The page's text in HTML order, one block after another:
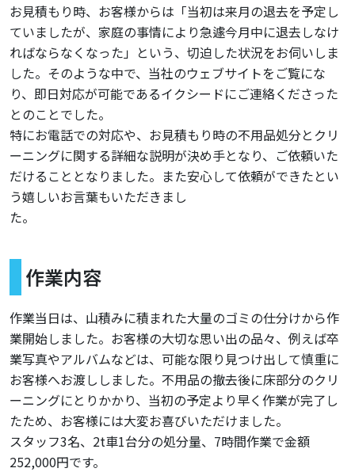
お見積もり時、お客様からは「当初は来月の退去を予定し
ていましたが、家庭の事情により急遽今月中に退去しなけ
ればならなくなった」という、切迫した状況をお伺いしま
した。そのような中で、当社のウェブサイトをご覧にな
り、即日対応が可能であるイクシードにご連絡くださった
とのことでした。
特にお電話での対応や、お見積もり時の不用品処分とクリ
ーニングに関する詳細な説明が決め手となり、ご依頼いた
だけることとなりました。また安心して依頼ができたとい
う嬉しいお言葉もいただきまし
作業内容
作業当日は、山積みに積まれた大量のゴミの仕分けから作
業開始しました。お客様の大切な思い出の品々、例えば卒
業写真やアルバムなどは、可能な限り見つけ出して慎重に
お客様へお渡ししました。不用品の撤去後に床部分のクリ
ーニングにとりかかり、当初の予定より早く作業が完了し
たため、お客様には大変お喜びいただけました。
スタッフ3名、2t車1台分の処分量、7時間作業で金額
252,000円です。